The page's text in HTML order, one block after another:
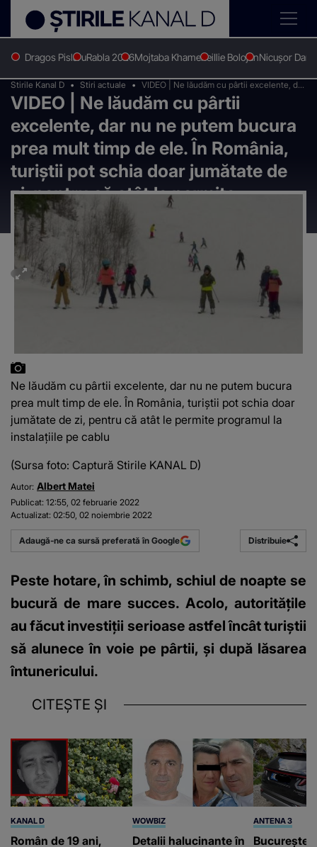
Dragos PislaruRabla 2026Mojtaba KhameneiIlie BolojanNicușor Dan
Stirile Kanal D Stiri actuale
VIDEO | Ne lăudăm cu pârtii excelente, dar
nu ne putem bucura prea mult timp de ele.
În România, turiştii pot schia doar jumătate
de zi, pentru că atât le permite programul
la instalațiile pe cablu
VIDEO | Ne lăudăm cu pârtii
excelente, dar nu ne putem bucura
prea mult timp de ele. În România,
turiştii pot schia doar jumătate de
zi, pentru că atât le permite
programul la instalațiile pe cablu
Ne lăudăm cu pârtii excelente, dar nu ne putem bucura
prea mult timp de ele. În România, turiştii pot schia doar
jumătate de zi, pentru că atât le permite programul la
instalațiile pe cablu
(Sursa foto: Captură Stirile KANAL D)
Autor: Albert Matei
Publicat: 12:55, 02 februarie 2022
Actualizat: 02:50, 02 noiembrie 2022
Adaugă-ne ca sursă preferată în Google Distribuie
Peste hotare, în schimb, schiul de noapte se
bucură de mare succes. Acolo, autoritățile
au făcut investiții serioase astfel încât turiștii
să alunece în voie pe pârtii, şi după lăsarea
întunericului.
CITEȘTE ȘI
KANAL D
Român de 19 ani,
WOWBIZ
Detalii halucinante în
ANTENA 3